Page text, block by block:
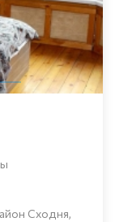
Сходня,